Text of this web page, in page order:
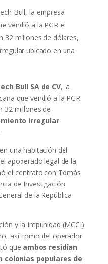
Bull, la empresa
vendió a la PGR el
32 millones de dólares,
ubicado en una
Bull SA de CV, la
que vendió a la PGR
32 millones de
irregular
una habitación del
apoderado legal de la
el contrato con Tomás
de Investigación
de la República
y la Impunidad (MCCI)
así como del operador
que ambos residían
colonias populares de